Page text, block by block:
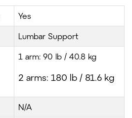
Yes
Lumbar Support
1 arm: 90 lb / 40.8 kg
2 arms: 180 lb / 81.6 kg
N/A